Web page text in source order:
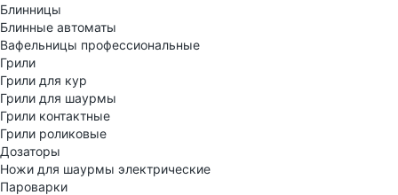
Блинницы
Блинные автоматы
Вафельницы профессиональные
Грили
Грили для кур
Грили для шаурмы
Грили контактные
Грили роликовые
Дозаторы
Ножи для шаурмы электрические
Пароварки